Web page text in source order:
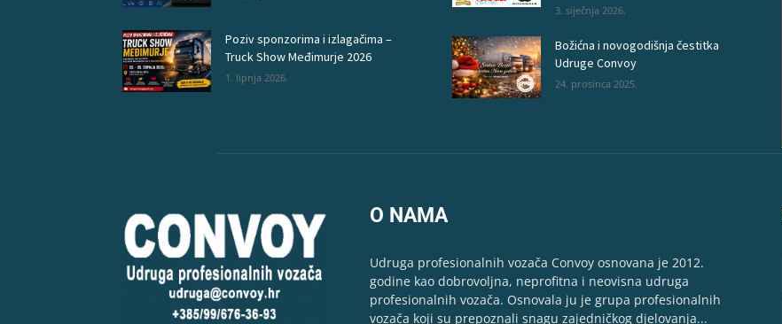
Poziv sponzorima i izlagačima –
Truck Show Međimurje 2026
1. lipnja 2026.
3. siječnja 2026.
Božićna i novogodišnja čestitka
Udruge Convoy
24. prosinca 2025.
O NAMA
Udruga profesionalnih vozača Convoy osnovana je 2012.
godine kao dobrovoljna, neprofitna i neovisna udruga
profesionalnih vozača. Osnovala ju je grupa profesionalnih
vozača koji su prepoznali snagu zajedničkog djelovanja...